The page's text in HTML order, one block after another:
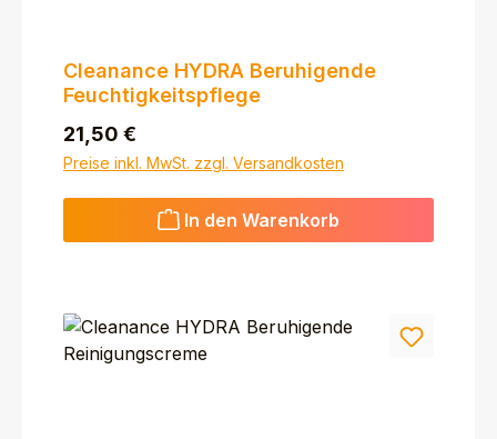
Cleanance HYDRA Beruhigende
Feuchtigkeitspflege
Regulärer Preis:
21,50 €
Preise inkl. MwSt. zzgl. Versandkosten
In den Warenkorb